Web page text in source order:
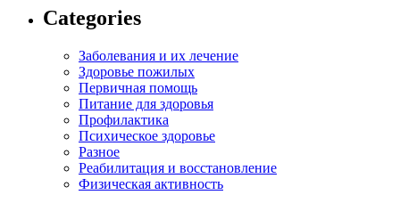
Categories
Заболевания и их лечение
Здоровье пожилых
Первичная помощь
Питание для здоровья
Профилактика
Психическое здоровье
Разное
Реабилитация и восстановление
Физическая активность